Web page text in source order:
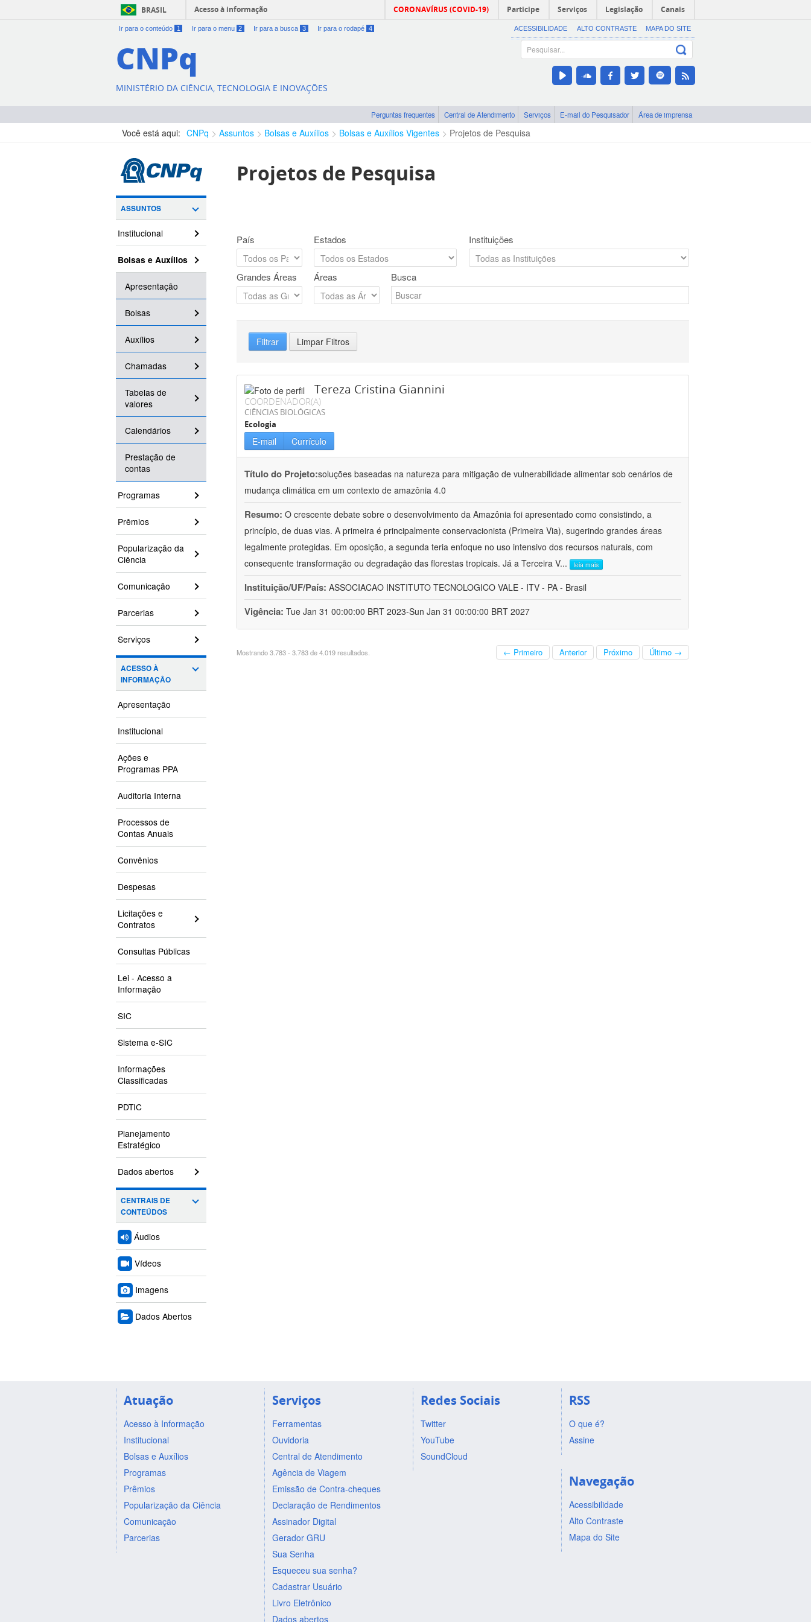
BRASIL Acesso à informação CORONAVÍRUS (COVID-19) Participe Serviços Legislação Canais
Ir para o conteúdo 1 Ir para o menu 2 Ir para a busca 3 Ir para o rodapé 4 ACESSIBILIDADE ALTO CONTRASTE MAPA DO SITE
CNPq
MINISTÉRIO DA CIÊNCIA, TECNOLOGIA E INOVAÇÕES
Perguntas frequentes Central de Atendimento Serviços E-mail do Pesquisador Área de imprensa
Você está aqui: CNPq Assuntos Bolsas e Auxílios Bolsas e Auxílios Vigentes Projetos de Pesquisa
ASSUNTOS
Institucional
Bolsas e Auxílios
Apresentação
Bolsas
Auxílios
Chamadas
Tabelas de
valores
Calendários
Prestação de
contas
Programas
Prêmios
Popularização da
Ciência
Comunicação
Parcerias
Serviços
ACESSO À
INFORMAÇÃO
Apresentação
Institucional
Ações e
Programas PPA
Auditoria Interna
Processos de
Contas Anuais
Convênios
Despesas
Licitações e
Contratos
Consultas Públicas
Lei - Acesso a
Informação
SIC
Sistema e-SIC
Informações
Classificadas
PDTIC
Planejamento
Estratégico
Dados abertos
CENTRAIS DE
CONTEÚDOS
Áudios
Vídeos
Imagens
Dados Abertos
Projetos de Pesquisa
País Estados Instituições
Grandes Áreas Áreas Busca
Filtrar Limpar Filtros
Tereza Cristina Giannini
COORDENADOR(A)
CIÊNCIAS BIOLÓGICAS
Ecologia
E-mail Currículo
Título do Projeto:soluções baseadas na natureza para mitigação de vulnerabilidade alimentar sob cenários de
mudança climática em um contexto de amazônia 4.0
Resumo: O crescente debate sobre o desenvolvimento da Amazônia foi apresentado como consistindo, a
princípio, de duas vias. A primeira é principalmente conservacionista (Primeira Via), sugerindo grandes áreas
legalmente protegidas. Em oposição, a segunda teria enfoque no uso intensivo dos recursos naturais, com
consequente transformação ou degradação das florestas tropicais. Já a Terceira V... leia mais
Instituição/UF/País: ASSOCIACAO INSTITUTO TECNOLOGICO VALE - ITV - PA - Brasil
Vigência: Tue Jan 31 00:00:00 BRT 2023-Sun Jan 31 00:00:00 BRT 2027
Mostrando 3.783 - 3.783 de 4.019 resultados. ← Primeiro Anterior Próximo Último →
Atuação
Acesso à Informação
Institucional
Bolsas e Auxílios
Programas
Prêmios
Popularização da Ciência
Comunicação
Parcerias
Serviços
Ferramentas
Ouvidoria
Central de Atendimento
Agência de Viagem
Emissão de Contra-cheques
Declaração de Rendimentos
Assinador Digital
Gerador GRU
Sua Senha
Esqueceu sua senha?
Cadastrar Usuário
Livro Eletrônico
Dados abertos
Redes Sociais
Twitter
YouTube
SoundCloud
RSS
O que é?
Assine
Navegação
Acessibilidade
Alto Contraste
Mapa do Site